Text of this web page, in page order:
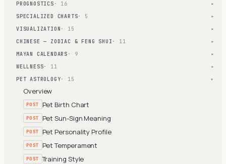
PROGNOSTICS · 16 ▾
SPECIALIZED CHARTS· 5 ▾
VISUALIZATION · 15 ▾
CHINESE — ZODIAC & FENG SHUI · 11 ▾
MAYAN CALENDARS · 9 ▾
WELLNESS· 11 ▾
PET ASTROLOGY· 15 ▾
Overview
POST Pet Birth Chart
POST Pet Sun-Sign Meaning
POST Pet Personality Profile
POST Pet Temperament
POST Training Style